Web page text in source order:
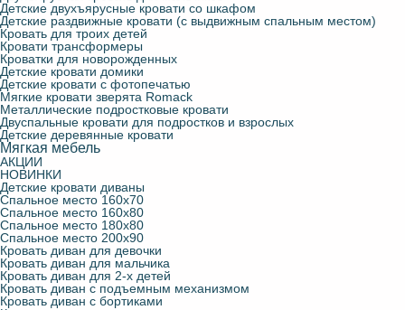
Детские двухъярусные кровати со шкафом
Детские раздвижные кровати (с выдвижным спальным местом)
Кровать для троих детей
Кровати трансформеры
Кроватки для новорожденных
Детские кровати домики
Детские кровати с фотопечатью
Мягкие кровати зверята Romack
Металлические подростковые кровати
Двуспальные кровати для подростков и взрослых
Детские деревянные кровати
Мягкая мебель
АКЦИИ
НОВИНКИ
Детские кровати диваны
Спальное место 160х70
Спальное место 160х80
Спальное место 180х80
Спальное место 200х90
Кровать диван для девочки
Кровать диван для мальчика
Кровать диван для 2-х детей
Кровать диван с подъемным механизмом
Кровать диван с бортиками